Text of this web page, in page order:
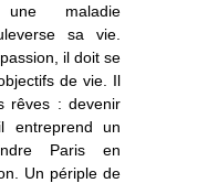
maladie
sa vie.
il doit se
de vie. Il
rêves : devenir
entreprend un
Paris en
Un périple de